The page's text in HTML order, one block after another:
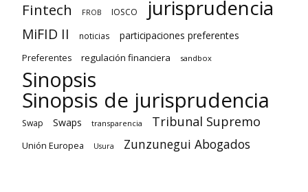
Fintech FROB IOSCO jurisprudencia
MiFID II noticias participaciones preferentes
Preferentes regulación financiera sandbox
Sinopsis
Sinopsis de jurisprudencia
Swap Swaps transparencia Tribunal Supremo
Unión Europea Usura Zunzunegui Abogados